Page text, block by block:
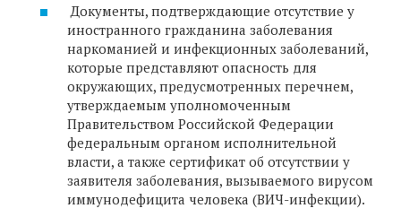
Документы, подтверждающие отсутствие у
иностранного гражданина заболевания
наркоманией и инфекционных заболеваний,
которые представляют опасность для
окружающих, предусмотренных перечнем,
утверждаемым уполномоченным
Правительством Российской Федерации
федеральным органом исполнительной
власти, а также сертификат об отсутствии у
заявителя заболевания, вызываемого вирусом
иммунодефицита человека (ВИЧ-инфекции).